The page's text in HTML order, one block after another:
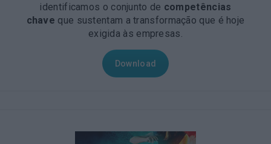
identificamos o conjunto de competências
chave que sustentam a transformação que é hoje
exigida às empresas.
Download